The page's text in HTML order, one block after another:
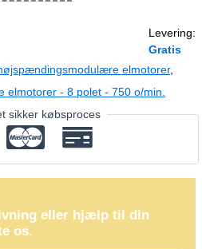
Levering:
Gratis
elmotorer,
- 8 polet - 750 o/min.
sikker købsproces
eller hjælp til din
os.